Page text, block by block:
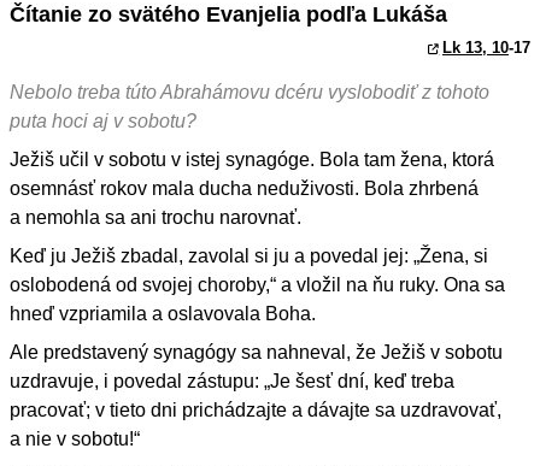
Čítanie zo svätého Evanjelia podľa Lukáša
Lk 13, 10-17
Nebolo treba túto Abrahámovu dcéru vyslobodiť z tohoto
puta hoci aj v sobotu?
Ježiš učil v sobotu v istej synagóge. Bola tam žena, ktorá
osemnásť rokov mala ducha neduživosti. Bola zhrbená
a nemohla sa ani trochu narovnať.
Keď ju Ježiš zbadal, zavolal si ju a povedal jej: „Žena, si
oslobodená od svojej choroby,“ a vložil na ňu ruky. Ona sa
hneď vzpriamila a oslavovala Boha.
Ale predstavený synagógy sa nahneval, že Ježiš v sobotu
uzdravuje, i povedal zástupu: „Je šesť dní, keď treba
pracovať; v tieto dni prichádzajte a dávajte sa uzdravovať,
a nie v sobotu!“